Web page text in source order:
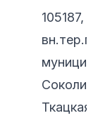
105187,
вн.тер.г.